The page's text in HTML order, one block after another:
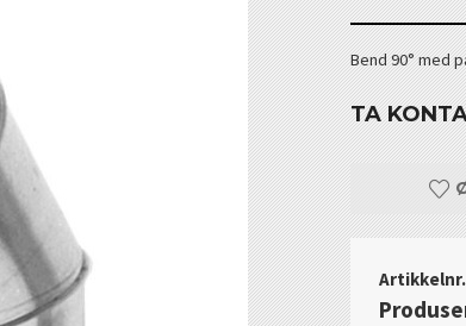
Bend 90° med
TA